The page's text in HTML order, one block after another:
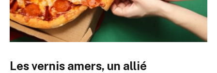
Les vernis amers, un allié